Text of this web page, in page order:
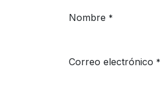
Nombre *
Correo electrónico *